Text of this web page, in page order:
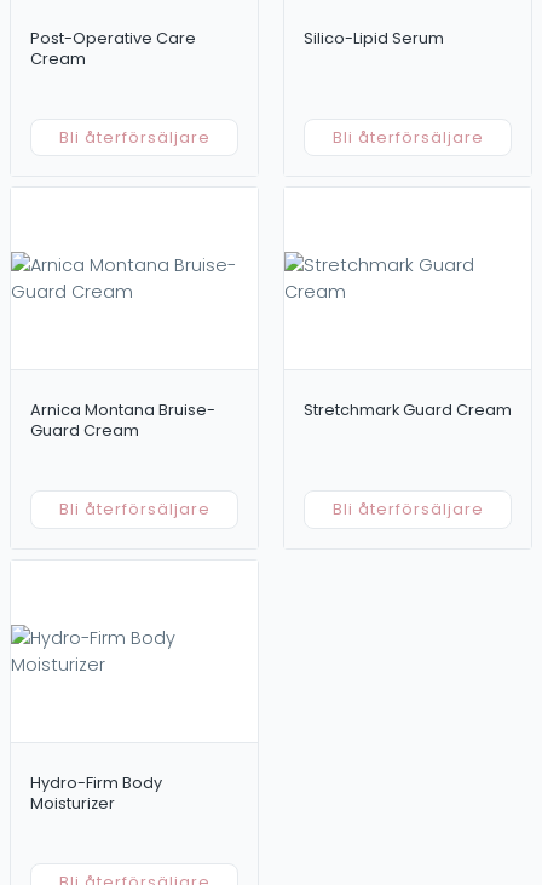
Post-Operative Care
Cream
Bli återförsäljare
Silico-Lipid Serum
Bli återförsäljare
Arnica Montana Bruise-
Guard Cream
Bli återförsäljare
Stretchmark Guard Cream
Bli återförsäljare
Hydro-Firm Body
Moisturizer